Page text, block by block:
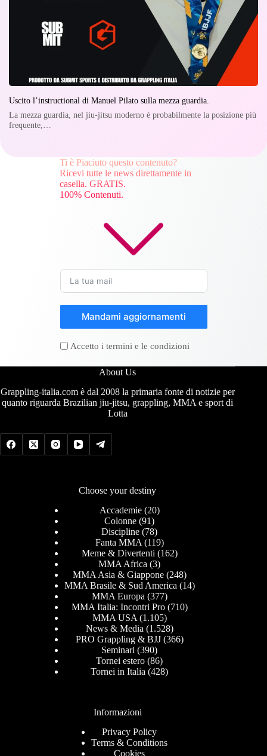
Uscito l’instructional di Manuel Pilato sulla mezza guardia.
La mezza guardia, nel jiu-jitsu moderno è probabilmente la posizione più
frequente,…
Ti è Piaciuto questo contenuto?
Ricevi tutte le news direttamente in
casella. GRATIS.
100% Contenuti.
Mandami aggiornamenti
Accetto i termini e le condizioni
About Us
Grappling-italia.com è dal 2008 la primaria fonte di notizie per
quanto riguarda Brazilian jiu-jitsu, grappling, MMA e sport di
Lotta
Choose your destiny
Accademie(20)
Colonne (91)
Discipline (78)
Fanta MMA (119)
Meme & Divertenti (162)
MMA Africa (3)
MMA Asia & Giappone(248)
MMA Brasile & Sud America (14)
MMA Europa (377)
MMA Italia: Incontri Pro(710)
MMA USA (1.105)
News & Media (1.528)
PRO Grappling & BJJ(366)
Seminari (390)
Tornei estero (86)
Tornei in Italia (428)
Informazioni
Privacy Policy
Terms & Conditions
Cookies